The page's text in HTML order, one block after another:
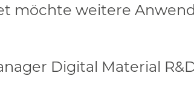
möchte weitere
Digital Material